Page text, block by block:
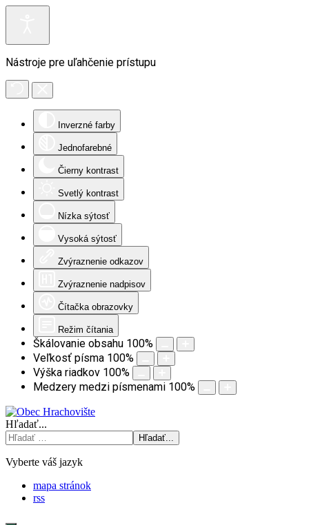
Nástroje pre uľahčenie prístupu
Inverzné farby
Jednofarebné
Čierny kontrast
Svetlý kontrast
Nízka sýtosť
Vysoká sýtosť
Zvýraznenie odkazov
Zvýraznenie nadpisov
Čítačka obrazovky
Režim čítania
Škálovanie obsahu 100%
Veľkosť písma 100%
Výška riadkov 100%
Medzery medzi písmenami 100%
Hľadať...
Hľadať...
Vyberte váš jazyk
mapa stránok
rss